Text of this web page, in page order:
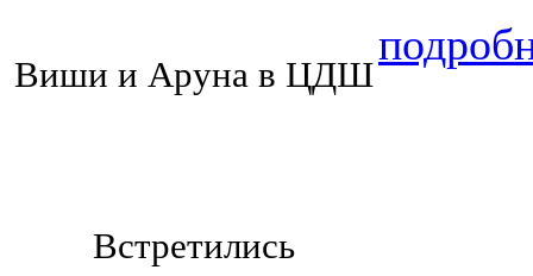
Виши и Аруна в ЦДШ
Встретились